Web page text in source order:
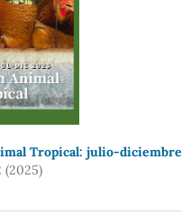
Tropical: julio-diciembre
(2025)